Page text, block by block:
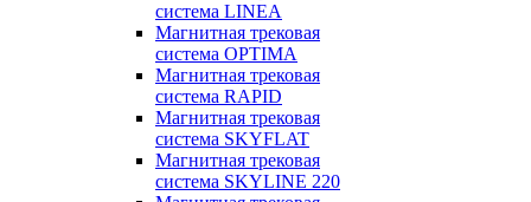
система LINEA
Магнитная трековая
система OPTIMA
Магнитная трековая
система RAPID
Магнитная трековая
система SKYFLAT
Магнитная трековая
система SKYLINE 220